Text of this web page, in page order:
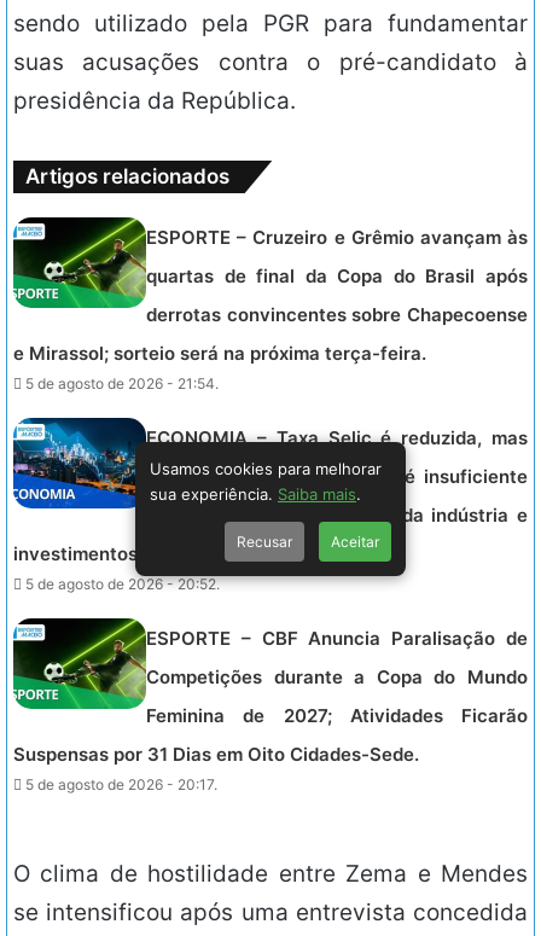
sendo utilizado pela PGR para fundamentar
suas acusações contra o pré-candidato à
presidência da República.
Artigos relacionados
ESPORTE – Cruzeiro e Grêmio avançam às
quartas de final da Copa do Brasil após
derrotas convincentes sobre Chapecoense
e Mirassol; sorteio será na próxima terça-feira.
5 de agosto de 2026 - 21:54.
ECONOMIA – Taxa Selic é reduzida, mas
especialistas alertam: corte é insuficiente
para estimular crescimento da indústria e
investimentos no Brasil.
5 de agosto de 2026 - 20:52.
ESPORTE – CBF Anuncia Paralisação de
Competições durante a Copa do Mundo
Feminina de 2027; Atividades Ficarão
Suspensas por 31 Dias em Oito Cidades-Sede.
5 de agosto de 2026 - 20:17.
O clima de hostilidade entre Zema e Mendes
se intensificou após uma entrevista concedida
Usamos cookies para melhorar
sua experiência. Saiba mais
Recusar Aceitar